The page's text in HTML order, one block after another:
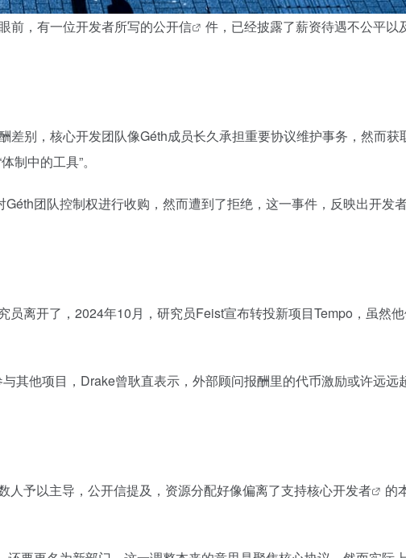
前，有一位开发者所写的公开信
件，已经披露了薪资待遇不公平
差别，核心开发团队像Géth成员长久承担重要协议维护事务，然而
制中的工具”。
团队控制权进行收购，然而遭到了拒绝，这一事件，反映出开发
离开了，2024年10月，研究员Feist宣布转投新项目Tempo，虽然
其他项目，Drake曾耿直表示，外部顾问报酬里的代币激励或许远
人予以主导，公开信提及，资源分配好像偏离了支持核心开发者
的